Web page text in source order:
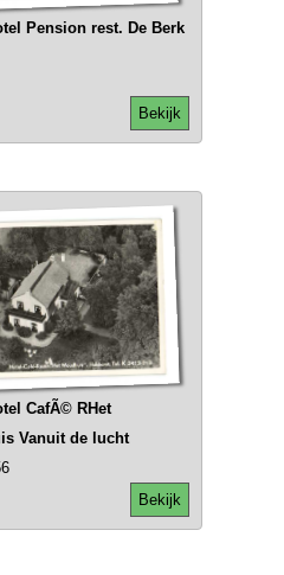
Pension rest. De Berk
Bekijk
CafÃ© RHet
Vanuit de lucht
Bekijk